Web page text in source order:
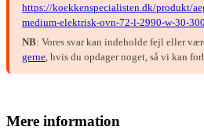
https://koekkenspecialisten.dk/produkt/
medium-elektrisk-ovn-72-l-2990-w-30-
NB: Vores svar kan indeholde fejl eller
gerne , hvis du opdager noget, så vi kan
Mere information